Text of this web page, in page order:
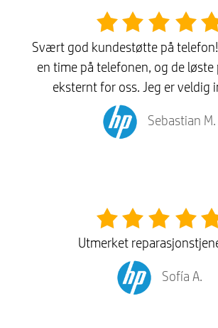
Svært god kundestøtte på
en time på telefonen, og de
eksternt for oss. Jeg er veldig
Sebastian M.
Utmerket
Sofía A.